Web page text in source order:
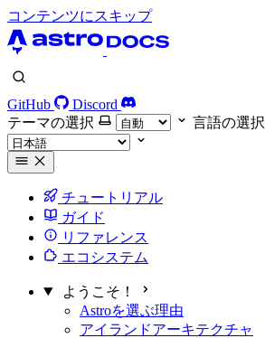
コンテンツにスキップ
GitHub
Discord
テーマの選択
言語の選択
チュートリアル
ガイド
リファレンス
エコシステム
ようこそ！
Astroを選ぶ理由
アイランドアーキテクチャ